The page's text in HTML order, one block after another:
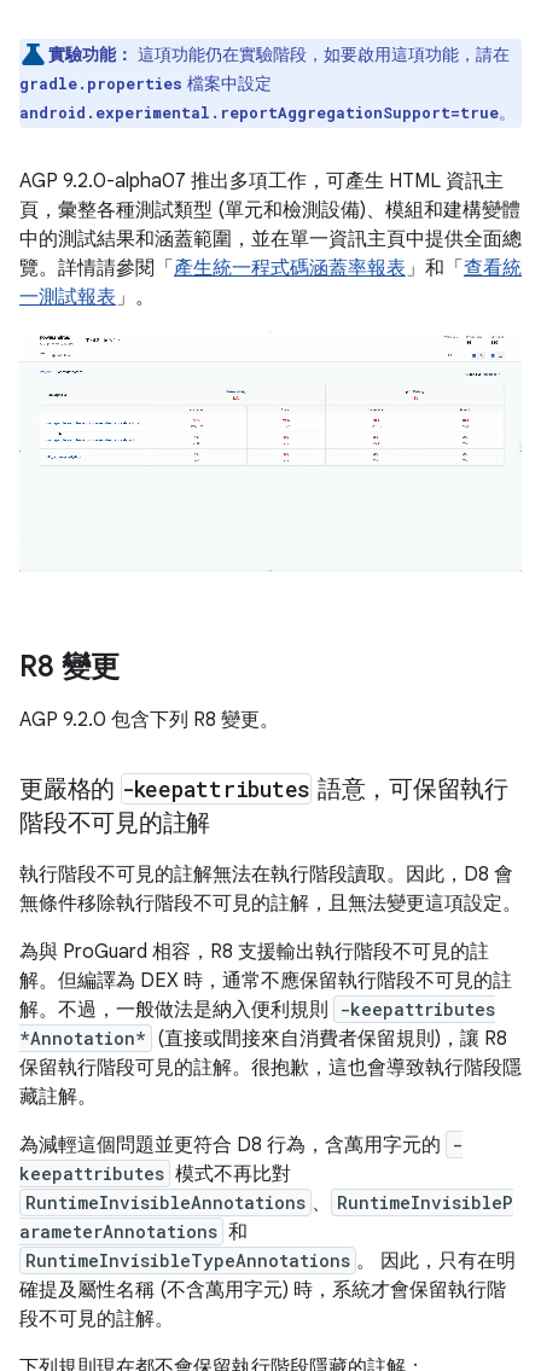
實驗功能： 這項功能仍在實驗階段，如要啟用這項功能，請在
gradle.properties 檔案中設定
android.experimental.reportAggregationSupport=true。
AGP 9.2.0-alpha07 推出多項工作，可產生 HTML 資訊主
頁，彙整各種測試類型 (單元和檢測設備)、模組和建構變體
中的測試結果和涵蓋範圍，並在單一資訊主頁中提供全面總
覽。詳情請參閱「 產生統一程式碼涵蓋率報表」和「 查看統
一測試報表」。
R8 變更
AGP 9.2.0 包含下列 R8 變更。
更嚴格的 -keepattributes 語意，可保留執行
階段不可見的註解
執行階段不可見的註解無法在執行階段讀取。因此，D8 會
無條件移除執行階段不可見的註解，且無法變更這項設定。
為與 ProGuard 相容，R8 支援輸出執行階段不可見的註
解。但編譯為 DEX 時，通常不應保留執行階段不可見的註
解。不過，一般做法是納入便利規則
-keepattributes
*Annotation* (直接或間接來自消費者保留規則)，讓 R8
保留執行階段可見的註解。很抱歉，這也會導致執行階段隱
藏註解。
為減輕這個問題並更符合 D8 行為，含萬用字元的
-
keepattributes 模式不再比對
RuntimeInvisibleAnnotations 、
RuntimeInvisibleP
arameterAnnotations 和
RuntimeInvisibleTypeAnnotations 。 因此，只有在明
確提及屬性名稱 (不含萬用字元) 時，系統才會保留執行階
段不可見的註解。